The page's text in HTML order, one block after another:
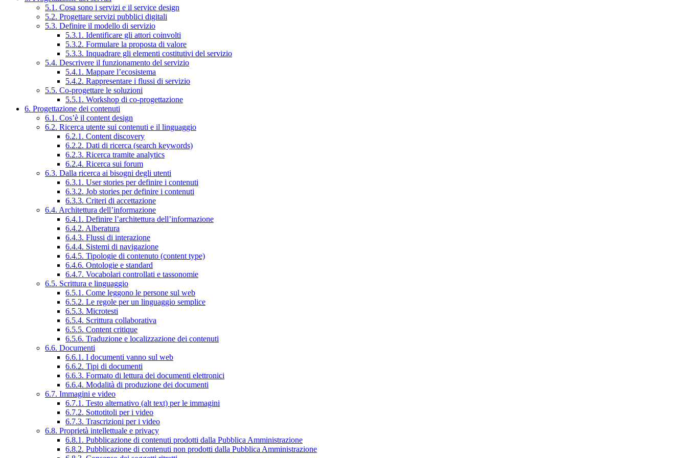
5.1. Cosa sono i servizi e il service design
5.2. Progettare servizi pubblici digitali
5.3. Definire il modello di servizio
5.3.1. Identificare gli attori coinvolti
5.3.2. Formulare la proposta di valore
5.3.3. Inquadrare gli elementi costitutivi del servizio
5.4. Descrivere il funzionamento del servizio
5.4.1. Mappare l’ecosistema
5.4.2. Rappresentare i flussi di servizio
5.5. Co-progettare le soluzioni
5.5.1. Workshop di co-progettazione
6. Progettazione dei contenuti
6.1. Cos’è il content design
6.2. Ricerca utente sui contenuti e il linguaggio
6.2.1. Content discovery
6.2.2. Dati di ricerca (search keywords)
6.2.3. Ricerca tramite analytics
6.2.4. Ricerca sui forum
6.3. Dalla ricerca ai bisogni degli utenti
6.3.1. User stories per definire i contenuti
6.3.2. Job stories per definire i contenuti
6.3.3. Criteri di accettazione
6.4. Architettura dell’informazione
6.4.1. Definire l’architettura dell’informazione
6.4.2. Alberatura
6.4.3. Flussi di interazione
6.4.4. Sistemi di navigazione
6.4.5. Tipologie di contenuto (content type)
6.4.6. Ontologie e standard
6.4.7. Vocabolari controllati e tassonomie
6.5. Scrittura e linguaggio
6.5.1. Come leggono le persone sul web
6.5.2. Le regole per un linguaggio semplice
6.5.3. Microtesti
6.5.4. Scrittura collaborativa
6.5.5. Content critique
6.5.6. Traduzione e localizzazione dei contenuti
6.6. Documenti
6.6.1. I documenti vanno sul web
6.6.2. Tipi di documenti
6.6.3. Formato di lettura dei documenti elettronici
6.6.4. Modalità di produzione dei documenti
6.7. Immagini e video
6.7.1. Testo alternativo (alt text) per le immagini
6.7.2. Sottotitoli per i video
6.7.3. Trascrizioni per i video
6.8. Proprietà intellettuale e privacy
6.8.1. Pubblicazione di contenuti prodotti dalla Pubblica Amministrazione
6.8.2. Pubblicazione di contenuti non prodotti dalla Pubblica Amministrazione